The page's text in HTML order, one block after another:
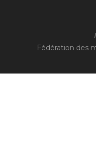
Fédération des